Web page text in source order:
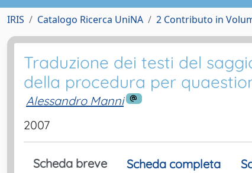
IRIS Catalogo Ricerca UniNA 2 Contributo in
Traduzione dei testi del
della procedura per
Alessandro Manni
2007
Scheda breve Scheda completa